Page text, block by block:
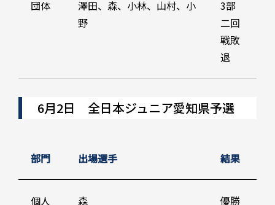
団体
澤田、森、小林、山村、小
野
3部
二回
戦敗
退
6月2日 全日本ジュニア愛知県予選
部門 出場選手 結果
個人 森 優勝